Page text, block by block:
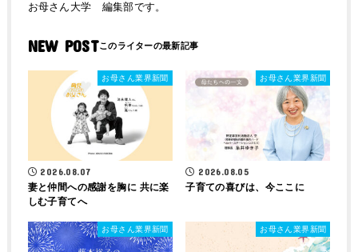
お母さん大学 編集部です。
NEW POST
お母さん業界新聞
2026.08.07
妻と仲間への感謝を胸に 共に楽
しむ子育てへ
お母さん業界新聞
2026.08.05
子育ての喜びは、今ここに
お母さん業界新聞 お母さん業界新聞